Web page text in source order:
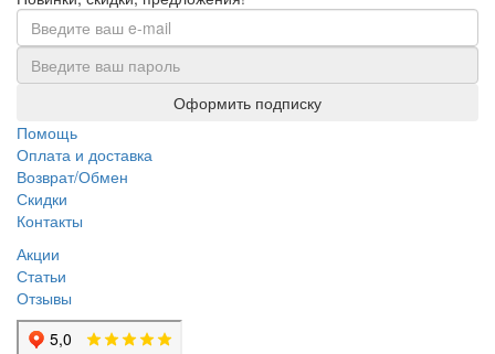
Оформить подписку
Помощь
Оплата и доставка
Возврат/Обмен
Скидки
Контакты
Акции
Статьи
Отзывы